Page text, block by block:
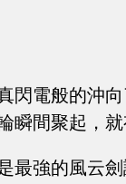
閃電般的沖
瞬間聚起，
最強的風云